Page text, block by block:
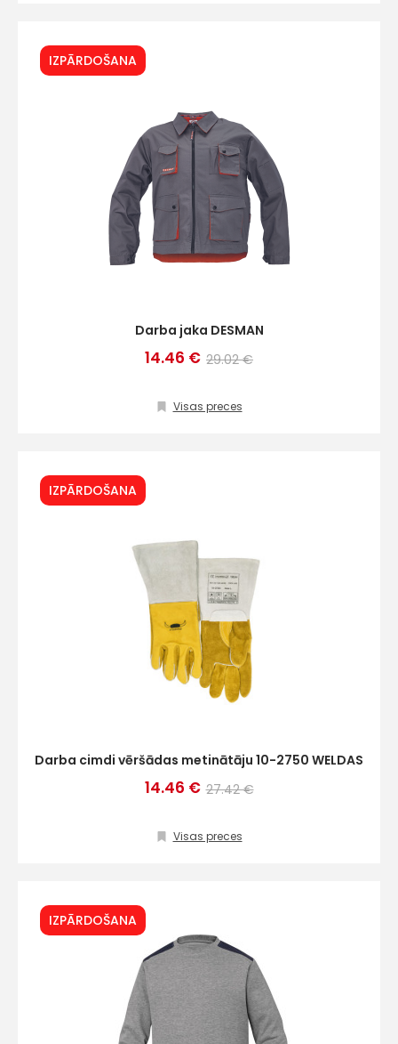
IZPĀRDOŠANA
Darba jaka DESMAN
14.46 € 29.02 €
Visas preces
IZPĀRDOŠANA
Darba cimdi vēršādas metinātāju 10-2750 WELDAS
14.46 € 27.42 €
Visas preces
IZPĀRDOŠANA